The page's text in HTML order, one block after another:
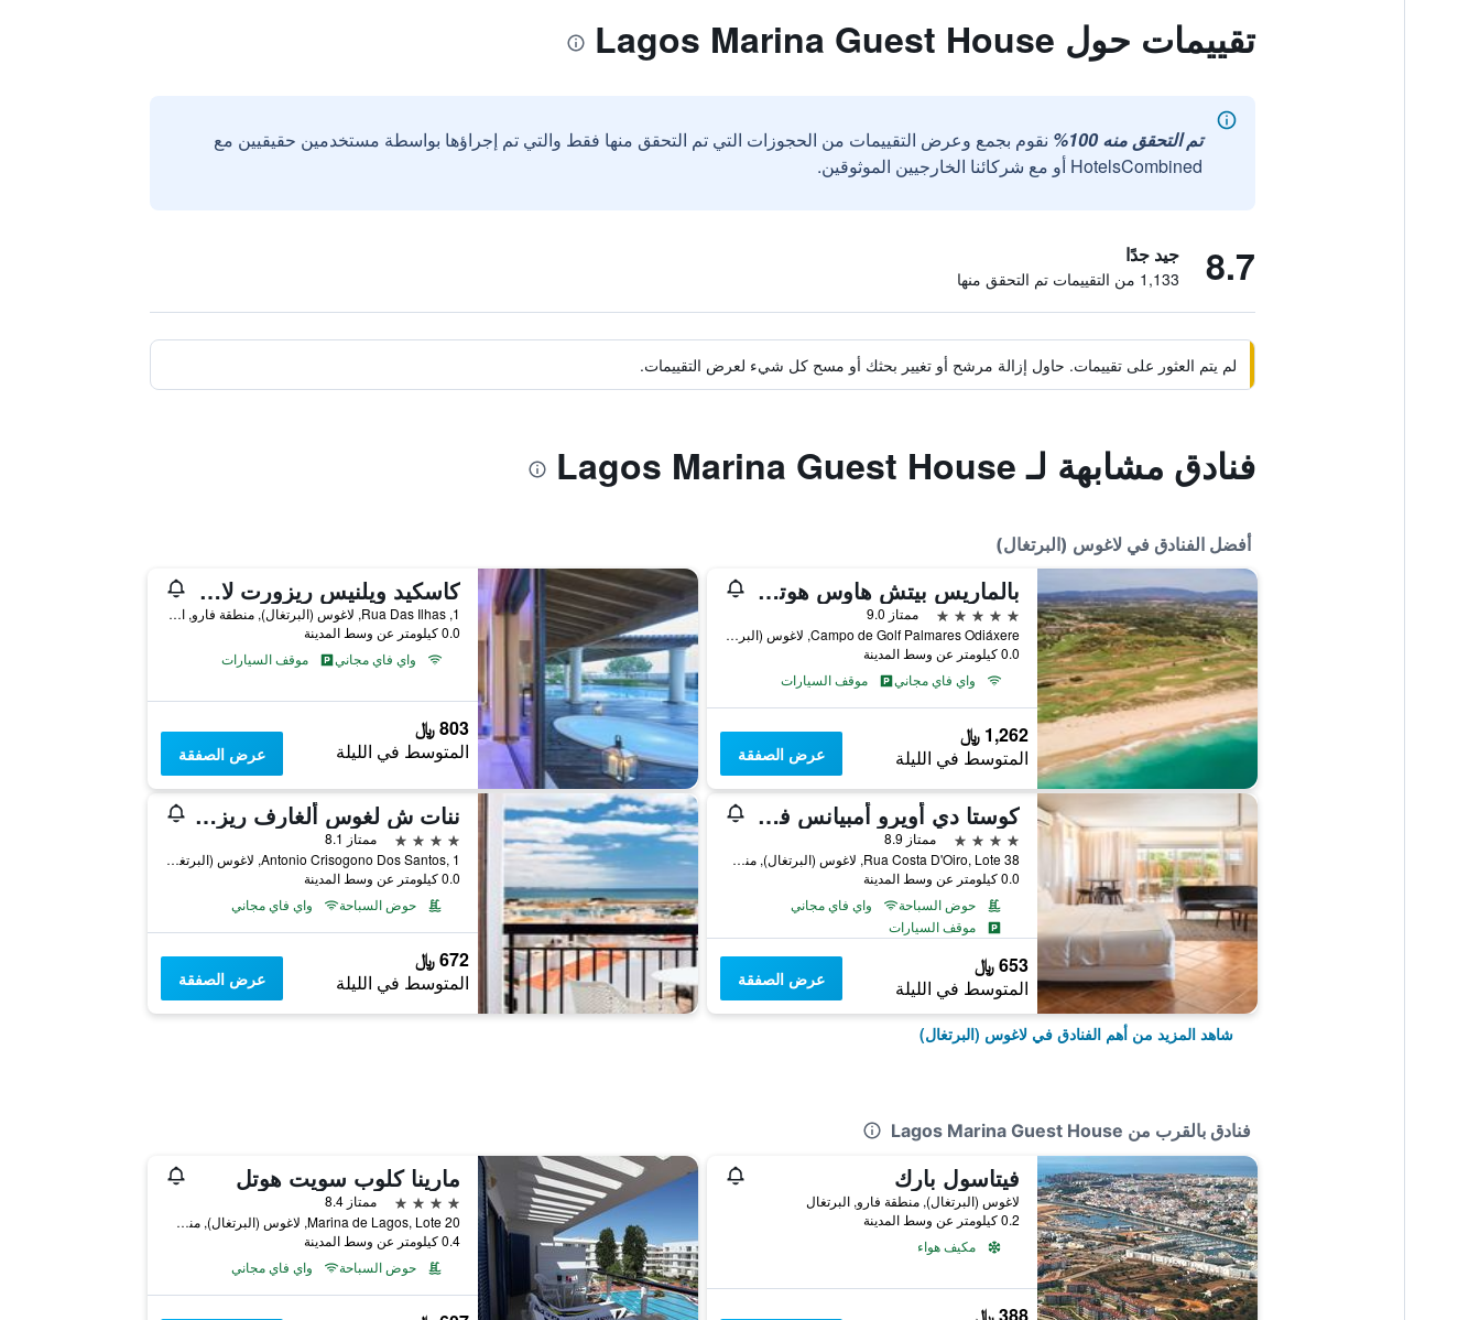
تقييمات حول Lagos Marina Guest House
تم التحقق منه 100%
نقوم بجمع وعرض التقييمات من الحجوزات التي تم التحقق منها فقط والتي تم إجراؤها بواسطة مستخدمين حقيقيين مع
HotelsCombined أو مع شركائنا الخارجيين الموثوقين.
8.7 جيد جدًا
1,133 من التقييمات تم التحقق منها
لم يتم العثور على تقييمات. حاول إزالة مرشح أو تغيير بحثك أو مسح كل شيء لعرض التقييمات.
فنادق مشابهة لـ Lagos Marina Guest House
أفضل الفنادق في لاغوس (البرتغال)
بالماريس بيتش هاوس هوتل - لدالتس فريندلي
5 نجوم
ممتاز 9.0
Campo de Golf Palmares Odiáxere, لاغوس (البرتغال), منطقة فارو, البرتغال
0.0 كيلومتر عن وسط المدينة
واي فاي مجاني
موقف السيارات
1,262 ﷼
المتوسط في الليلة عرض الصفقة
كاسكيد ويلنيس ريزورت لاجوس ألغارف باي دوميس
1, Rua Das Ilhas, لاغوس (البرتغال), منطقة فارو, البرتغال
0.0 كيلومتر عن وسط المدينة
واي فاي مجاني
موقف السيارات
803 ﷼
المتوسط في الليلة عرض الصفقة
كوستا دي أويرو أمبيانس فيليدج
4 نجوم
ممتاز 8.9
Rua Costa D'Oiro, Lote 38, لاغوس (البرتغال), منطقة فارو, البرتغال
0.0 كيلومتر عن وسط المدينة
حوض السباحة
واي فاي مجاني
موقف السيارات
653 ﷼
المتوسط في الليلة عرض الصفقة
ننات ش لغوس ألغارف ريزورت
4 نجوم
ممتاز 8.1
Antonio Crisogono Dos Santos, 1, لاغوس (البرتغال), منطقة فارو, البرتغال
0.0 كيلومتر عن وسط المدينة
حوض السباحة
واي فاي مجاني
672 ﷼
المتوسط في الليلة عرض الصفقة
شاهد المزيد من أهم الفنادق في لاغوس (البرتغال)
فنادق بالقرب من Lagos Marina Guest House
فيتاسول بارك
لاغوس (البرتغال), منطقة فارو, البرتغال
0.2 كيلومتر عن وسط المدينة
مكيف هواء
388 ﷼
مارينا كلوب سويت هوتل
4 نجوم
ممتاز 8.4
Marina de Lagos, Lote 20, لاغوس (البرتغال), منطقة فارو, البرتغال
0.4 كيلومتر عن وسط المدينة
حوض السباحة
واي فاي مجاني